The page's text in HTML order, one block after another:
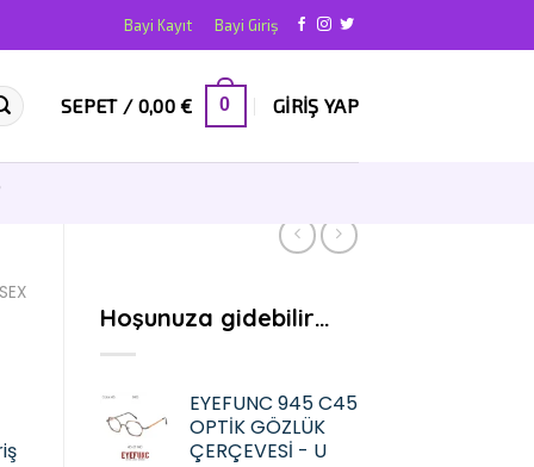
Bayi Kayıt Bayi Giriş
SEPET / 0,00€ 0 GIRIŞ YAP
Hoşunuza gidebilir…
EYEFUNC 945 C45
OPTİK GÖZLÜK
ÇERÇEVESİ - U